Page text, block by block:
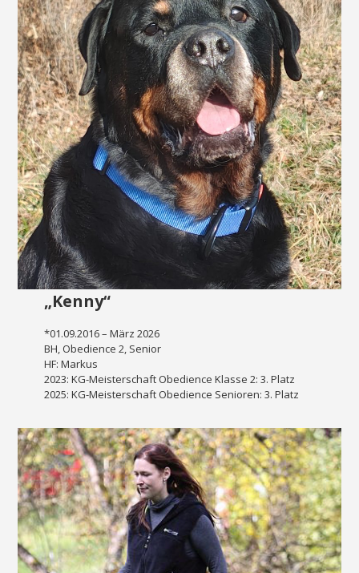
„Kenny“
*01.09.2016 – März 2026
BH, Obedience 2, Senior
HF: Markus
2023: KG-Meisterschaft Obedience Klasse 2: 3. Platz
2025: KG-Meisterschaft Obedience Senioren: 3. Platz